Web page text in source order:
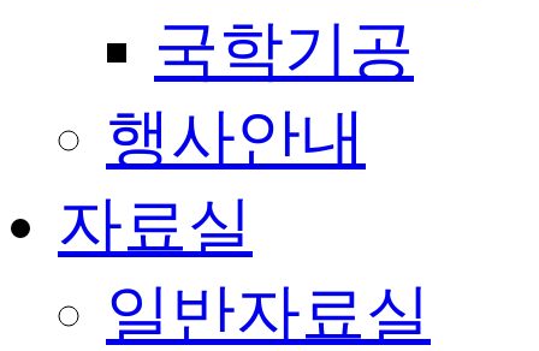
국학기공
행사안내
자료실
일반자료실